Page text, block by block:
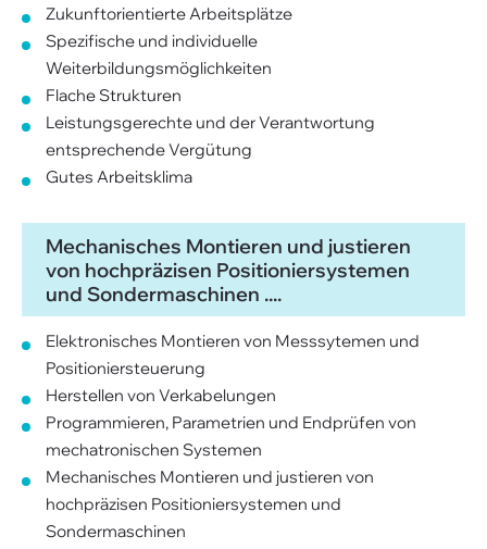
Zukunftorientierte Arbeitsplätze
Spezifische und individuelle
Weiterbildungsmöglichkeiten
Flache Strukturen
Leistungsgerechte und der Verantwortung
entsprechende Vergütung
Gutes Arbeitsklima
Mechanisches Montieren und justieren
von hochpräzisen Positioniersystemen
und Sondermaschinen ....
Elektronisches Montieren von Messsytemen und
Positioniersteuerung
Herstellen von Verkabelungen
Programmieren, Parametrien und Endprüfen von
mechatronischen Systemen
Mechanisches Montieren und justieren von
hochpräzisen Positioniersystemen und
Sondermaschinen